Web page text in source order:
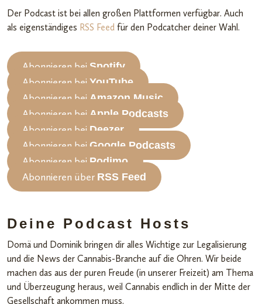
Der Podcast ist bei allen großen Plattformen verfügbar. Auch
als eigenständiges RSS Feed für den Podcatcher deiner Wahl.
Abonnieren bei Spotify
Abonnieren bei YouTube
Abonnieren bei Amazon Music
Abonnieren bei Apple Podcasts
Abonnieren bei Deezer
Abonnieren bei Google Podcasts
Abonnieren bei Podimo
Abonnieren über RSS Feed
Deine Podcast Hosts
Domä und Dominik bringen dir alles Wichtige zur Legalisierung
und die News der Cannabis-Branche auf die Ohren. Wir beide
machen das aus der puren Freude (in unserer Freizeit) am Thema
und Überzeugung heraus, weil Cannabis endlich in der Mitte der
Gesellschaft ankommen muss.